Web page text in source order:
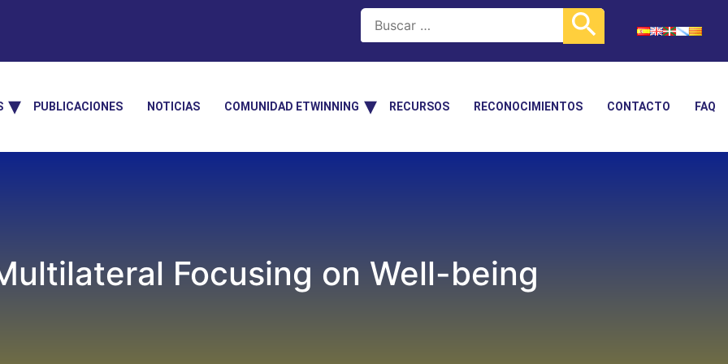
PUBLICACIONES NOTICIAS COMUNIDAD ETWINNING RECURSOS RECONOCIMIENTOS CONTACTO FAQ
Focusing on Well-being